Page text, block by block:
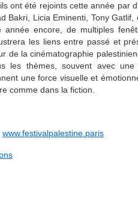
ont été rejoints cette année par
Bakri, Licia Eminenti, Tony Gatlif,
année encore, de multiples
les liens entre passé et
de la cinématographie
les thèmes, souvent avec une
une force visuelle et
comme dans la fiction.
www.festivalpalestine.paris